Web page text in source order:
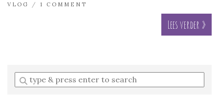
VLOG
/ 1 COMMENT
Lees verder »
Enter
a